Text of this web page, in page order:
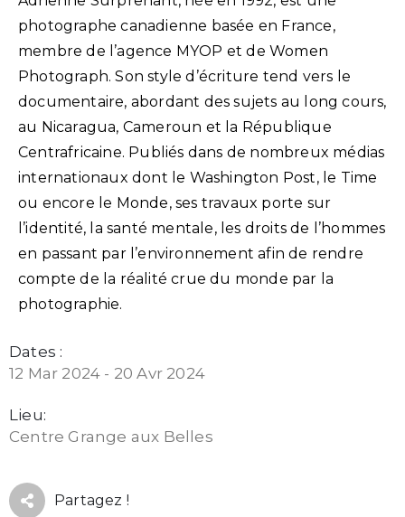
photographe canadienne basée en France,
membre de l’agence MYOP et de Women
Photograph. Son style d’écriture tend vers le
documentaire, abordant des sujets au long cours,
au Nicaragua, Cameroun et la République
Centrafricaine. Publiés dans de nombreux médias
internationaux dont le Washington Post, le Time
ou encore le Monde, ses travaux porte sur
l’identité, la santé mentale, les droits de l’hommes
en passant par l’environnement afin de rendre
compte de la réalité crue du monde par la
photographie.
Dates :
12 Mar 2024 - 20 Avr 2024
Lieu:
Centre Grange aux Belles
Partagez !